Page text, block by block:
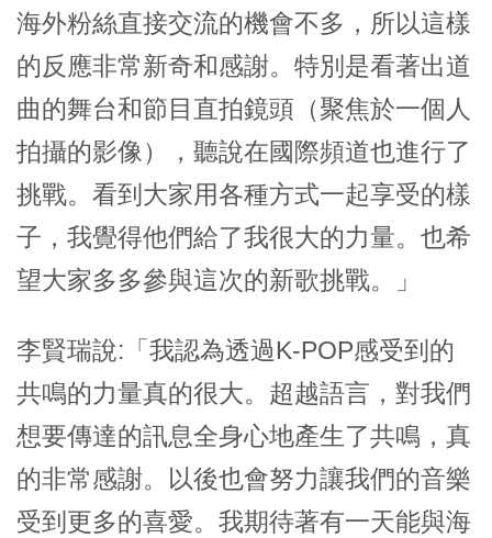
海外粉絲直接交流的機會不多，所以這樣
的反應非常新奇和感謝。特別是看著出道
曲的舞台和節目直拍鏡頭（聚焦於一個人
拍攝的影像），聽說在國際頻道也進行了
挑戰。看到大家用各種方式一起享受的樣
子，我覺得他們給了我很大的力量。也希
望大家多多參與這次的新歌挑戰。」
李賢瑞說:「我認為透過K-POP感受到的
共鳴的力量真的很大。超越語言，對我們
想要傳達的訊息全身心地產生了共鳴，真
的非常感謝。以後也會努力讓我們的音樂
受到更多的喜愛。我期待著有一天能與海